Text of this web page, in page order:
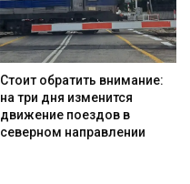
Стоит обратить внимание:
на три дня изменится
движение поездов в
северном направлении